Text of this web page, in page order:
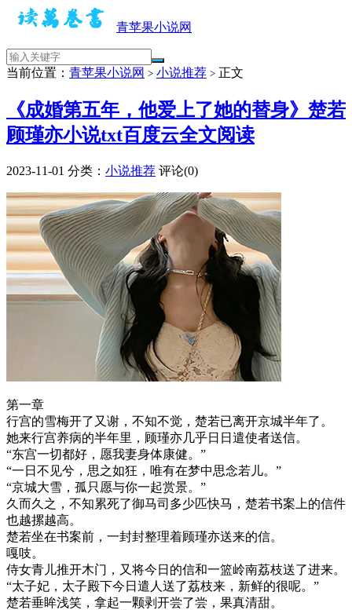
青苹果小说网
当前位置： 青苹果小说网 > 小说推荐 > 正文
《成婚第五年，他爱上了她的替身》楚若
顾瑾亦小说txt百度云全文阅读
2023-11-01 分类： 小说推荐 评论(0)
第一章
行宫的雪梅开了又谢，不知不觉，楚若已离开京城半年了。
她来行宫养病的半年里，顾瑾亦几乎日日遣使者送信。
“东宫一切都好，愿我妻身体康健。”
“一日不见兮，思之如狂，唯有在梦中思念若儿。”
“京城大雪，孤只愿与你一起赏景。”
久而久之，不知累死了御马司多少匹快马，楚若书案上的信件
也越摞越高。
楚若坐在书案前，一封封整理着顾瑾亦送来的信。
嘎吱。
侍女青儿推开木门，又将今日的信和一篮岭南荔枝送了进来。
“太子妃，太子殿下今日遣人送了荔枝来，新鲜的很呢。”
楚若垂眸浅笑，拿起一颗剥开尝了尝，果真清甜。